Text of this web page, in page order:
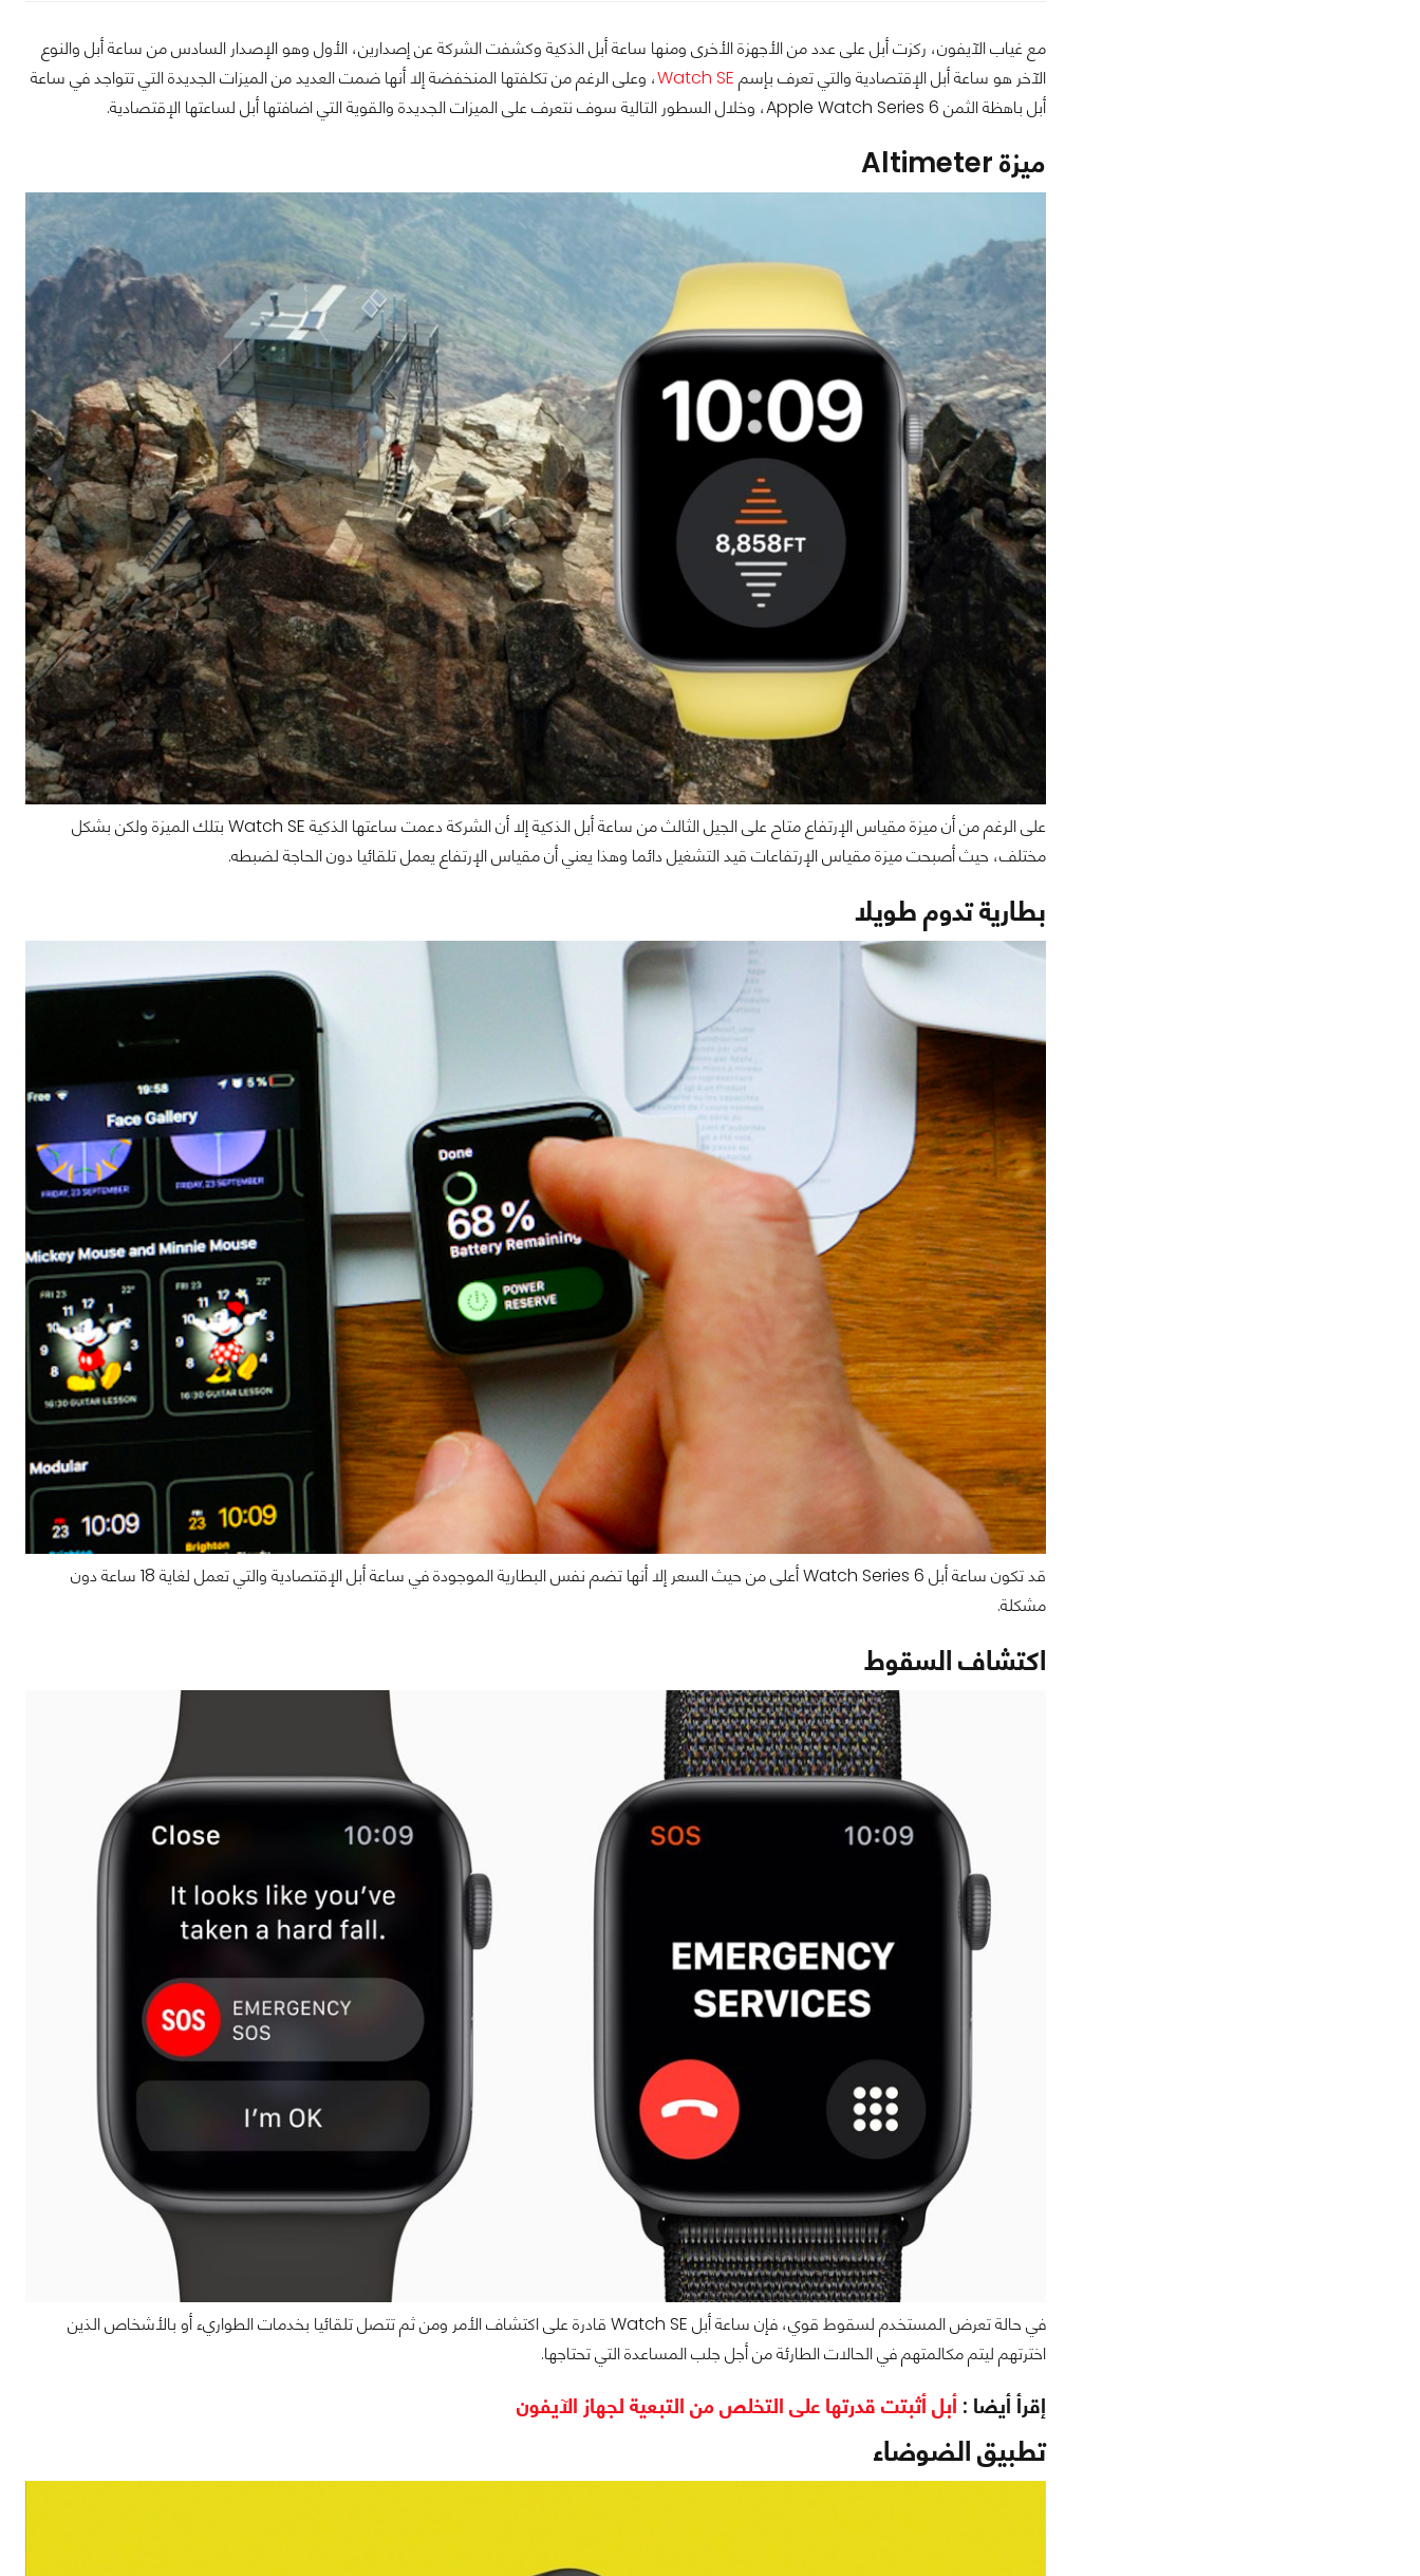
مع غياب الآيفون، ركزت أبل على عدد من الأجهزة الأخرى ومنها ساعة أبل الذكية وكشفت الشركة عن إصدارين، الأول وهو الإصدار السادس من ساعة أبل والنوع
الآخر هو ساعة أبل الإقتصادية والتي تعرف بإسم Watch SE، وعلى الرغم من تكلفتها المنخفضة إلا أنها ضمت العديد من الميزات الجديدة التي تتواجد في ساعة
أبل باهظة الثمن Apple Watch Series 6، وخلال السطور التالية سوف نتعرف على الميزات الجديدة والقوية التي اضافتها أبل لساعتها الإقتصادية.
ميزة Altimeter
على الرغم من أن ميزة مقياس الإرتفاع متاح على الجيل الثالث من ساعة أبل الذكية إلا أن الشركة دعمت ساعتها الذكية Watch SE بتلك الميزة ولكن بشكل
مختلف، حيث أصبحت ميزة مقياس الإرتفاعات قيد التشغيل دائما وهذا يعني أن مقياس الإرتفاع يعمل تلقائيا دون الحاجة لضبطه.
بطارية تدوم طويلا
قد تكون ساعة أبل Watch Series 6 أعلى من حيث السعر إلا أنها تضم نفس البطارية الموجودة في ساعة أبل الإقتصادية والتي تعمل لغاية 18 ساعة دون
مشكلة.
اكتشاف السقوط
في حالة تعرض المستخدم لسقوط قوي، فإن ساعة أبل Watch SE قادرة على اكتشاف الأمر ومن ثم تتصل تلقائيا بخدمات الطواريء أو بالأشخاص الذين
اخترتهم ليتم مكالمتهم في الحالات الطارئة من أجل جلب المساعدة التي تحتاجها.
إقرأ أيضا : أبل أثبتت قدرتها على التخلص من التبعية لجهاز الآيفون
تطبيق الضوضاء